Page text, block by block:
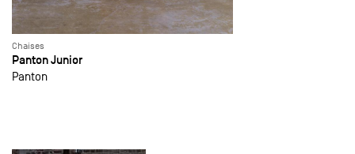
Chaises
Panton Junior
Panton